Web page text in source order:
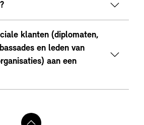
klanten (diplomaten,
en leden van
aan een